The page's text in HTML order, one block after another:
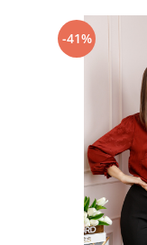
-41%